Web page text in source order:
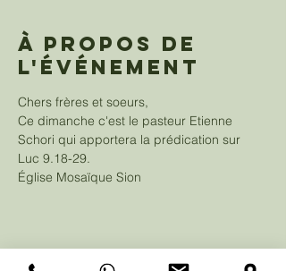
À propos de
l'événement
Chers frères et soeurs,
Ce dimanche c'est le pasteur Etienne
Schori qui apportera la prédication sur
Luc 9.18-29.
Église Mosaïque Sion